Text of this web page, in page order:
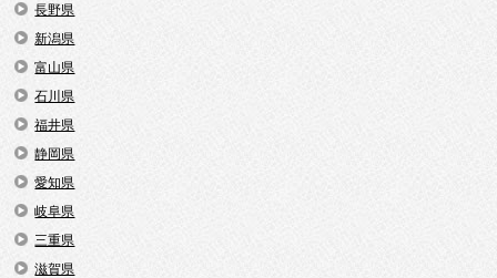
長野県
新潟県
富山県
石川県
福井県
静岡県
愛知県
岐阜県
三重県
滋賀県